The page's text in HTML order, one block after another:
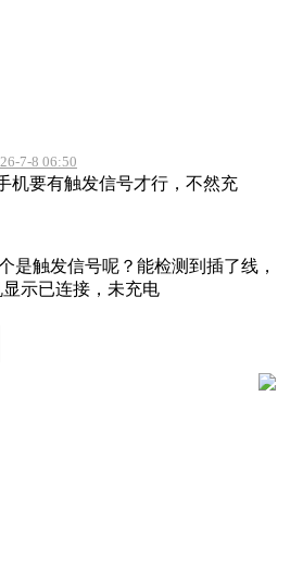
7-8 06:50
机要有触发信号才行，不然充
是触发信号呢？能检测到插了线，
示已连接，未充电